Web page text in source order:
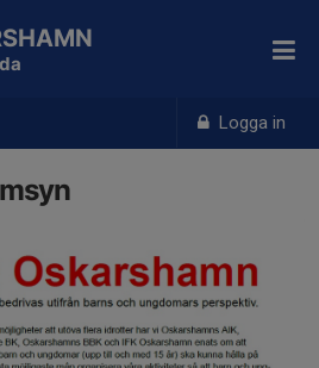
Logga in